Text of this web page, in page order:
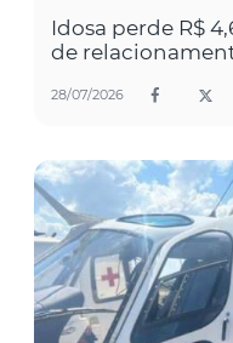
Idosa perde R$
de
28/07/2026